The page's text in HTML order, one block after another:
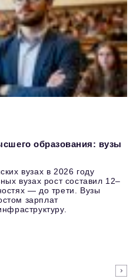
образования: вузы
вузах в 2026 году
вузах рост составил 12–
— до трети. Вузы
зарплат